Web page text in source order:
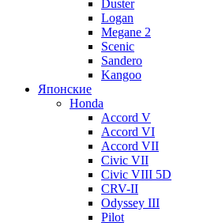
Duster
Logan
Megane 2
Scenic
Sandero
Kangoo
Японские
Honda
Accord V
Accord VI
Accord VII
Civic VII
Civic VIII 5D
CRV-II
Odyssey III
Pilot